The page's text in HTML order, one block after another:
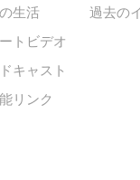
生活
トビデオ
キャスト
リンク
過去の